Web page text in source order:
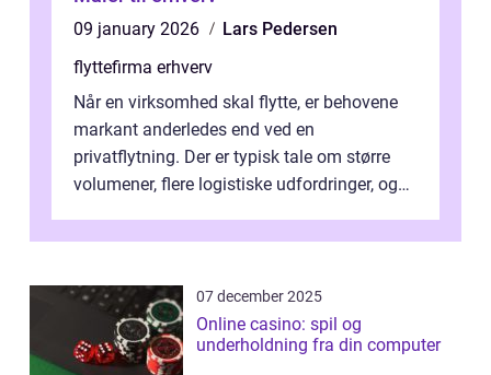
09 january 2026
Lars Pedersen
flyttefirma erhverv
Når en virksomhed skal flytte, er behovene
markant anderledes end ved en
privatflytning. Der er typisk tale om større
volumener, flere logistiske udfordringer, og
07 december 2025
Online casino: spil og
underholdning fra din computer